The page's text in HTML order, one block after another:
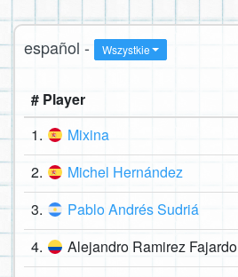
español - Wszystkie
# Player
1.
Mixina
2. Michel Hernández
3. Pablo Andrés Sudriá
4. Alejandro Ramirez Fajardo